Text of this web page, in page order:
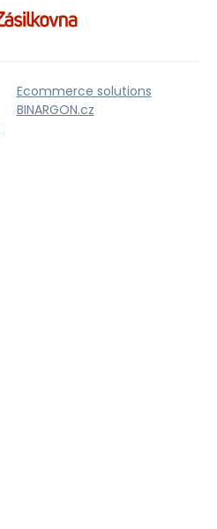
Ecommerce solutions
BINARGON.cz